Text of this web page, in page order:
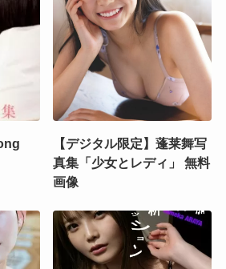
【デジタル限定】蓬莱舞写
真集「少女とレディ」 無料
画像